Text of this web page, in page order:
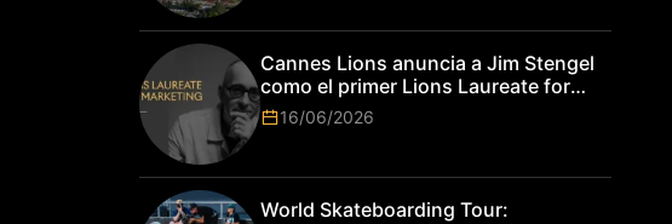
Cannes Lions anuncia a Jim Stengel
como el primer Lions Laureate for
Marketing
16/06/2026
World Skateboarding Tour: